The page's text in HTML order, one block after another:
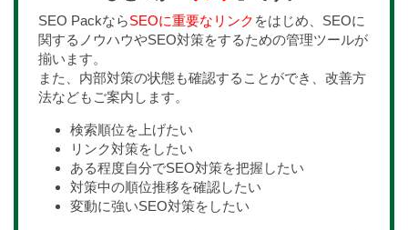
SEO PackならSEOに重要なリンク をはじめ、SEOに
関するノウハウやSEO対策をするための管理ツールが
揃います。
また、内部対策の状態も確認することができ、改善方
法などもご案内します。
検索順位を上げたい
リンク対策をしたい
ある程度自分でSEO対策を把握したい
対策中の順位推移を確認したい
変動に強いSEO対策をしたい